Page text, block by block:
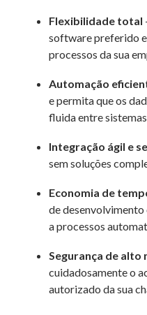
Flexibilidade total
software preferido
processos da sua
Automação
e permita que os
fluida entre
Integração ágil e
sem soluções
Economia de
de
a processos
Segurança de alto
cuidadosamente o
autorizado da sua